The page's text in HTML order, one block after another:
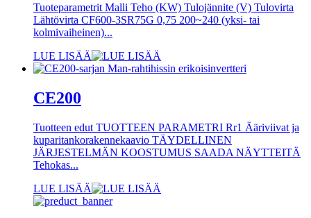
Tuoteparametrit Malli Teho (KW) Tulojännite (V) Tulovirta
Lähtövirta CF600-3SR75G 0,75 200~240 (yksi- tai
kolmivaiheinen)...
LUE LISÄÄ
CE200
Tuotteen edut TUOTTEEN PARAMETRI Rr1 Ääriviivat ja
kuparitankorakennekaavio TÄYDELLINEN
JÄRJESTELMÄN KOOSTUMUS SAADA NÄYTTEITÄ
Tehokas...
LUE LISÄÄ